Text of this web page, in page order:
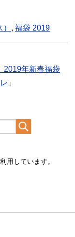
, 福袋 2019
2019年新春福袋
」
用しています。